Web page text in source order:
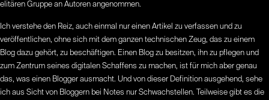
elitären Gruppe an Autoren angenommen.
Ich verstehe den Reiz, auch einmal nur einen Artikel zu verfassen und zu
veröffentlichen, ohne sich mit dem ganzen technischen Zeug, das zu einem
Blog dazu gehört, zu beschäftigen. Einen Blog zu besitzen, ihn zu pflegen und
zum Zentrum seines digitalen Schaffens zu machen, ist für mich aber genau
das, was einen Blogger ausmacht. Und von dieser Definition ausgehend, sehe
ich aus Sicht von Bloggern bei Notes nur Schwachstellen. Teilweise gibt es die